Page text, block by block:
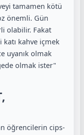
tamamen kötü
önemli. Gün
olabilir. Fakat
kahve içmek
uyanık olmak
olmak ister"
öğrencilerin cips-